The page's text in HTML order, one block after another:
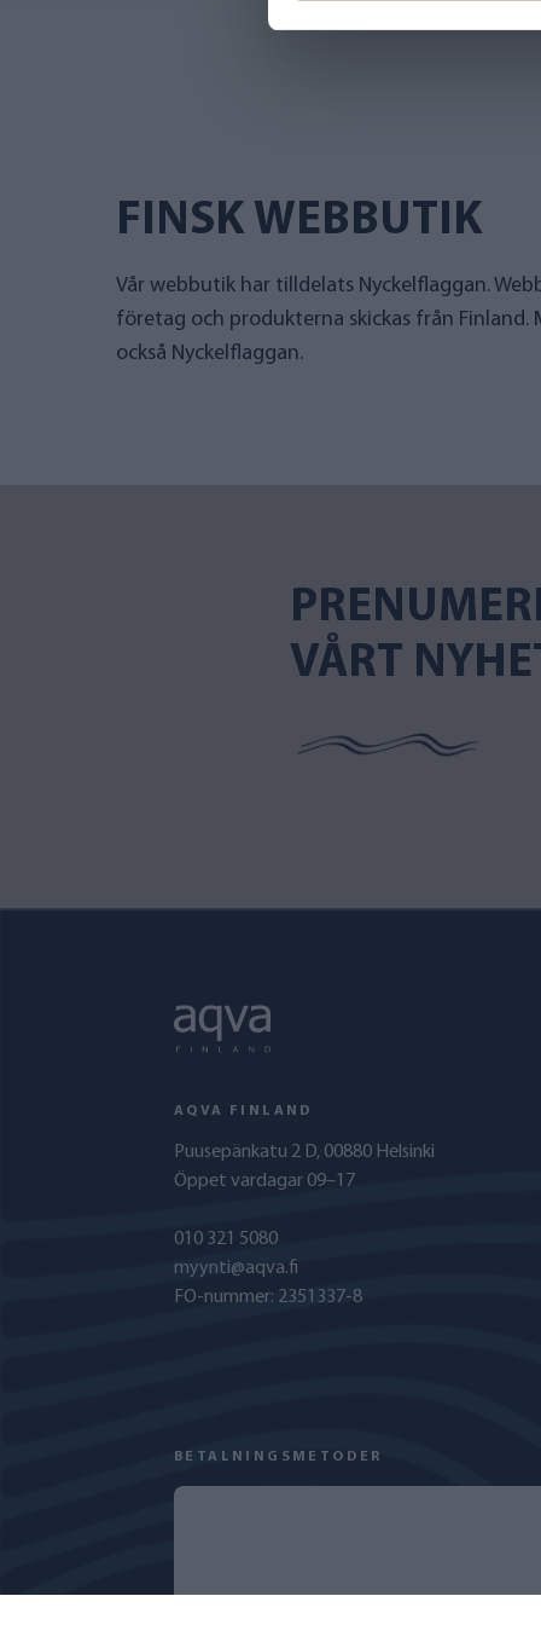
FINSK WEBBUTIK
Vår webbutik har tilldelats Nyckelflaggan.
företag och produkterna skickas från Finland.
också Nyckelflaggan.
VÅRT
AQVA FINLAND
Puusepänkatu 2 D, 00880 Helsinki
Öppet vardagar 09–17
010 321 5080
myynti@aqva.fi
FO-nummer: 2351337-8
BETALNINGSMETODER